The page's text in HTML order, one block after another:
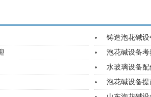
铸造泡花碱
泡花碱设备
水玻璃设备
泡花碱设备